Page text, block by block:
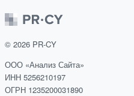
© 2026 PR-CY
ООО «Анализ Сайта»
ИНН 5256210197
ОГРН 1235200031890